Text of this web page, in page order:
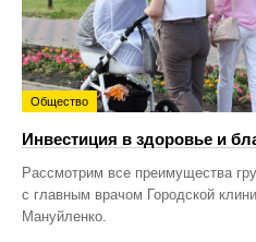
Общество
Инвестиция в здоровье и
Рассмотрим все преимущества
с главным врачом Городской
Мануйленко.